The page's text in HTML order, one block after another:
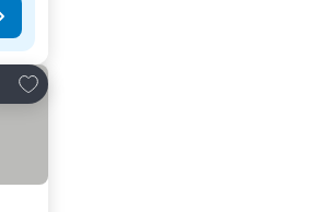
Dodati u favorite